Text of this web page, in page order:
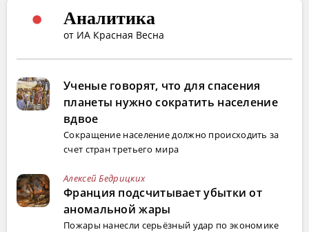
Аналитика
от ИА Красная Весна
Ученые говорят, что для спасения
планеты нужно сократить население
вдвое
Сокращение население должно происходить за
счет стран третьего мира
Алексей Бедрицких
Франция подсчитывает убытки от
аномальной жары
Пожары нанесли серьёзный удар по экономике